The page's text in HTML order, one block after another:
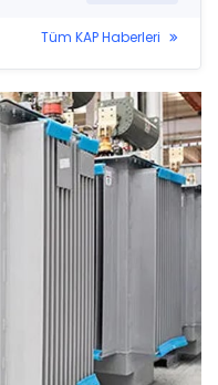
Tüm KAP Haberleri